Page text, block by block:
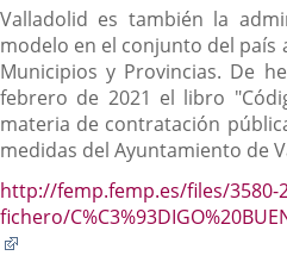
externa.
Valladolid es también la
modelo en el conjunto del país
Municipios y Provincias. De
febrero de 2021 el libro
materia de contratación
medidas del Ayuntamiento de
http://femp.femp.es/files/3580-
fichero/